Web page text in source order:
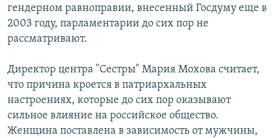
гендерном равноправии, внесенный Госдуму еще в
2003 году, парламентарии до сих пор не
рассматривают.
Директор центра "Сестры" Мария Мохова считает,
что причина кроется в патриархальных
настроениях, которые до сих пор оказывают
сильное влияние на российское общество.
Женщина поставлена в зависимость от мужчины,